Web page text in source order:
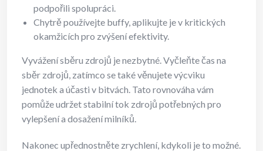
podpořili spolupráci.
Chytrě používejte buffy, aplikujte je v kritických
okamžicích pro zvýšení efektivity.
Vyvážení sběru zdrojů je nezbytné. Vyčleňte čas na
sběr zdrojů, zatímco se také věnujete výcviku
jednotek a účasti v bitvách. Tato rovnováha vám
pomůže udržet stabilní tok zdrojů potřebných pro
vylepšení a dosažení milníků.
Nakonec upřednostněte zrychlení, kdykoli je to možné.